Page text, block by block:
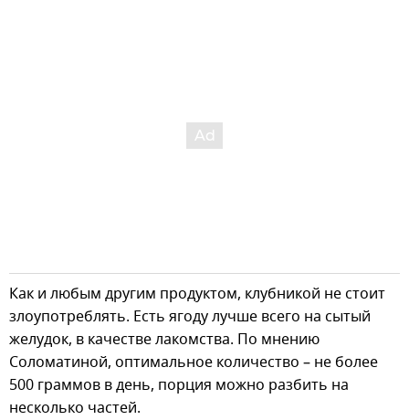
Как и любым другим продуктом, клубникой не стоит
злоупотреблять. Есть ягоду лучше всего на сытый
желудок, в качестве лакомства. По мнению
Соломатиной, оптимальное количество – не более
500 граммов в день, порция можно разбить на
несколько частей.